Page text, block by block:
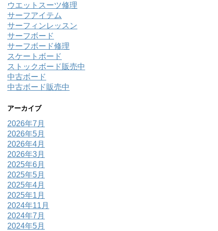
ウエットスーツ修理
サーフアイテム
サーフィンレッスン
サーフボード
サーフボード修理
スケートボード
ストックボード販売中
中古ボード
中古ボード販売中
アーカイブ
2026年7月
2026年5月
2026年4月
2026年3月
2025年6月
2025年5月
2025年4月
2025年1月
2024年11月
2024年7月
2024年5月